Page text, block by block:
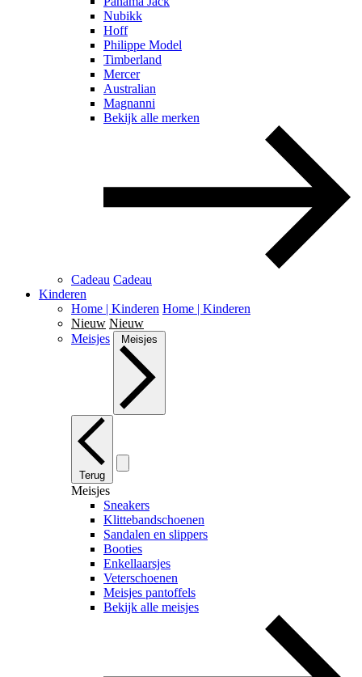
Nubikk
Hoff
Philippe Model
Timberland
Mercer
Australian
Magnanni
Bekijk alle merken
Cadeau Cadeau
Kinderen
Home | Kinderen Home | Kinderen
Nieuw Nieuw
Meisjes
Meisjes
Terug
Meisjes
Sneakers
Klittebandschoenen
Sandalen en slippers
Booties
Enkellaarsjes
Veterschoenen
Meisjes pantoffels
Bekijk alle meisjes